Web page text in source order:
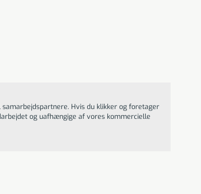
Hvis du klikker og foretager
og uafhængige af vores kommercielle